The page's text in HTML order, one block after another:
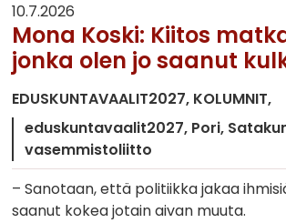
10.7.2026
Mona Koski: Kiitos
jonka olen jo saanut
EDUSKUNTAVAALIT2027 KOLUMNIT
eduskuntavaalit2027 Pori
vasemmistoliitto
– Sanotaan, että politiikka jakaa
saanut kokea jotain aivan muuta.